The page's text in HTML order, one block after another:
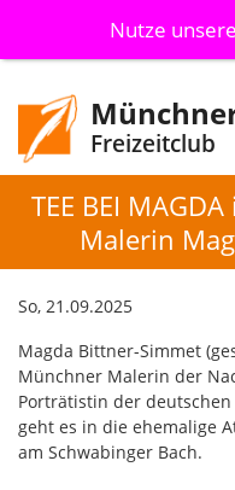
Nutze
Freizeitclub
TEE BEI
Malerin
So, 21.09.2025
Magda Bittner-Simmet
Münchner Malerin der
Porträtistin der
geht es in die ehemalige
am Schwabinger Bach.